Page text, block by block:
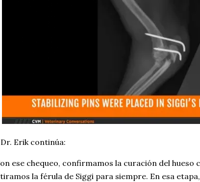
Dr. Erik continúa:
ese chequeo, confirmamos la curación del hueso
la férula de Siggi para siempre. En esa